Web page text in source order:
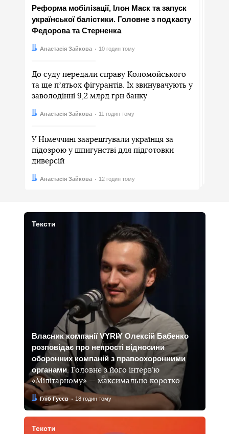
Реформа мобілізації, Ілон Маск та запуск
української балістики. Головне з подкасту
Федорова та Стерненка
Автор:Анастасія Зайкова
Дата: 10 годин тому
До суду передали справу Коломойського
та ще пʼятьох фігурантів. Їх звинувачують у
заволодінні 9,2 млрд грн банку
Автор:Анастасія Зайкова
Дата: 11 годин тому
У Німеччині заарештували українця за
підозрою у шпигунстві для підготовки
диверсій
Автор:Анастасія Зайкова
Дата: 12 годин тому
Тексти
Власник компанії VYRIY Олексій Бабенко
розповідає про непрості відносини
оборонних компаній з правоохоронними
органами. Головне з його інтерв’ю
«Мілітарному» — максимально коротко
Автор:
Гліб Гусєв
Дата: 18 годин тому
Тексти